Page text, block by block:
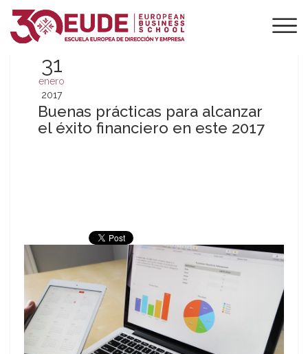
31
enero
2017
Buenas prácticas para alcanzar
el éxito financiero en este 2017